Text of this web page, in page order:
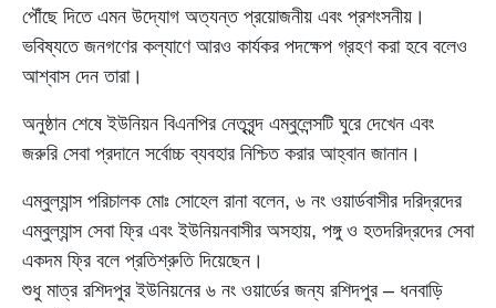
পৌঁছে দিতে এমন উদ্যোগ অত্যন্ত প্রয়োজনীয় এবং প্রশংসনীয়।
ভবিষ্যতে জনগণের কল্যাণে আরও কার্যকর পদক্ষেপ গ্রহণ করা হবে বলেও
আশ্বাস দেন তারা।
অনুষ্ঠান শেষে ইউনিয়ন বিএনপির নেতৃবৃন্দ এম্বুলেন্সটি ঘুরে দেখেন এবং
জরুরি সেবা প্রদানে সর্বোচ্চ ব্যবহার নিশ্চিত করার আহ্বান জানান।
এম্বুল্যান্স পরিচালক মোঃ সোহেল রানা বলেন, ৬ নং ওয়ার্ডবাসীর দরিদ্রদের
এম্বুল্যান্স সেবা ফ্রি এবং ইউনিয়নবাসীর অসহায়, পঙ্গু ও হতদরিদ্রদের সেবা
একদম ফ্রি বলে প্রতিশ্রুতি দিয়েছেন।
শুধু মাত্র রশিদপুর ইউনিয়নের ৬ নং ওয়ার্ডের জন্য রশিদপুর – ধনবাড়ি